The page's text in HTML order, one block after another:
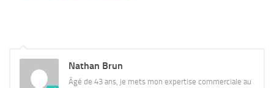
Nathan Brun
Âgé de 43 ans, je mets mon expertise commerciale au